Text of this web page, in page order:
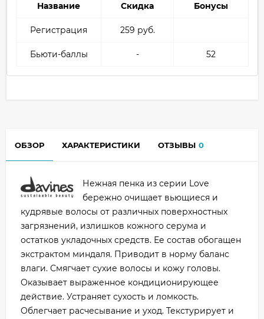
Название Скидка Бонусы
Регистрация 259 руб.
Бьюти-баллы - 52
ОБЗОР ХАРАКТЕРИСТИКИ ОТЗЫВЫ 0
Нежная пенка из серии Love
бережно очищает вьющиеся и
кудрявые волосы от различных поверхностных
загрязнений, излишков кожного серума и
остатков укладочных средств. Ее состав обогащен
экстрактом миндаля. Приводит в норму баланс
влаги. Смягчает сухие волосы и кожу головы.
Оказывает выраженное кондиционирующее
действие. Устраняет сухость и ломкость.
Облегчает расчесывание и уход. Текстурирует и